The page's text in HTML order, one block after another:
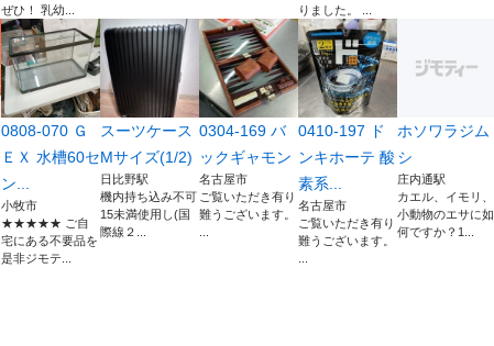
ぜひ！ 乳幼...
りました。 ...
0808-070 Ｇ
ＥＸ 水槽60セ
ン...
小牧市
★★★★★ ご自
宅にある不要品を
是非ジモテ...
スーツケース
Mサイズ(1/2)
日比野駅
機内持ち込み不可
15未満使用し(国
際線２...
0304-169 バ
ックギャモン
名古屋市
ご覧いただき有り
難うございます。
0410-197 ド
ンキホーテ 酸
素系...
名古屋市
ご覧いただき有り
難うございます。
ホソワラジム
シ
庄内通駅
カエル、イモリ、
小動物のエサに如
何ですか？1...